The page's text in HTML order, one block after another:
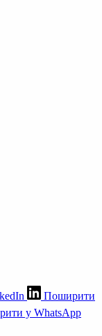
Поширити
у WhatsApp